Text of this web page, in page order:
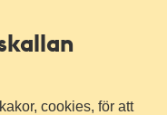
cookies, för att